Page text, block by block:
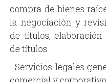
compra de bienes
la negociación y
de títulos,
de títulos.
· Servicios legales